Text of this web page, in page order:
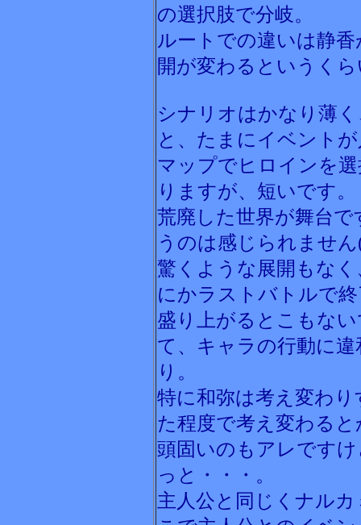
の選択肢で分岐。
ルートでの違いは静
開が変わるというく
シナリオはかなり薄
と、たまにイベント
マップでヒロインを
りますが、短いです。
荒廃した世界が舞台
うのは感じられませ
驚くような展開もな
にかラストバトルで
盛り上がるとこもな
て、キャラの行動に
り。
特に和弥は考え変わ
た程度で考え変わると
頭固いのもアレです
っと・・・。
主人公と同じくナル